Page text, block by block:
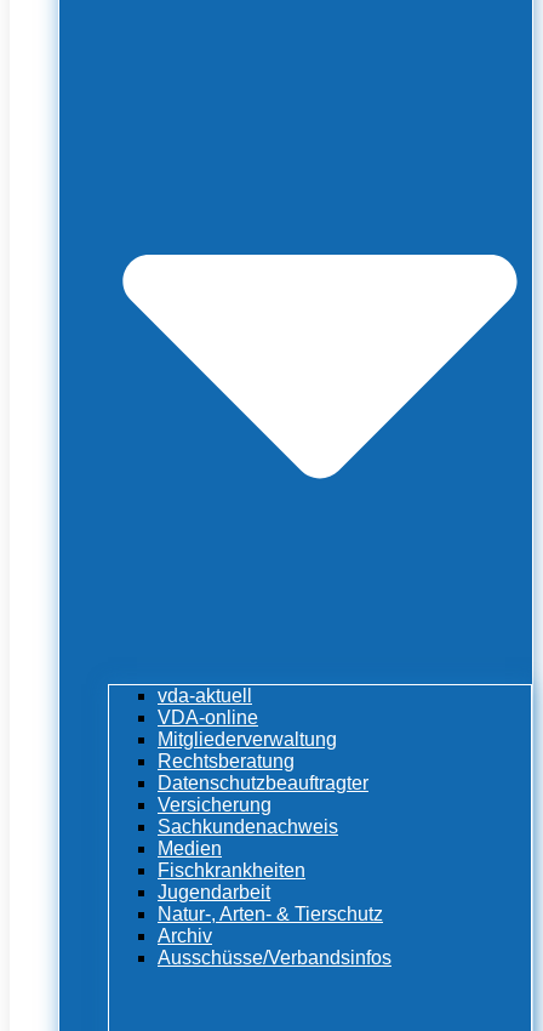
vda-aktuell
VDA-online
Mitgliederverwaltung
Rechtsberatung
Datenschutzbeauftragter
Versicherung
Sachkundenachweis
Medien
Fischkrankheiten
Jugendarbeit
Natur-, Arten- & Tierschutz
Archiv
Ausschüsse/Verbandsinfos